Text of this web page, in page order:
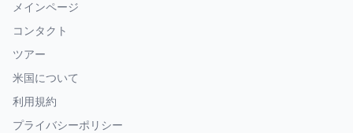
メインページ
コンタクト
ツアー
米国について
利用規約
プライバシーポリシー